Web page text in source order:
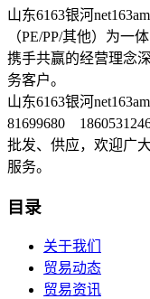
山东6163银河
（PE/PP/其他）为一
携手共赢的经营理念
务客户。
山东6163银河
81699680
批发、供应，欢迎广
服务。
目录
关于我们
贸易动态
贸易资讯